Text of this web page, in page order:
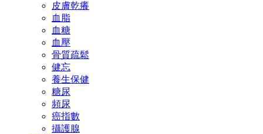
皮膚乾癢
血脂
血糖
血壓
骨質疏鬆
健忘
養生保健
糖尿
頻尿
癌指數
攝護腺